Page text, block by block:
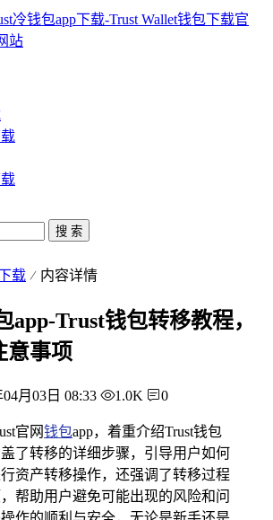
搜 索
载 内容详情
app-Trust钱包转移教程，
意事项
04月03日 08:33 1.0K 0
官网钱包app，着重介绍Trust钱包
了转移的详细步骤，引导用户如何
资产转移操作，还强调了转移过程
帮助用户避免可能出现的风险和问